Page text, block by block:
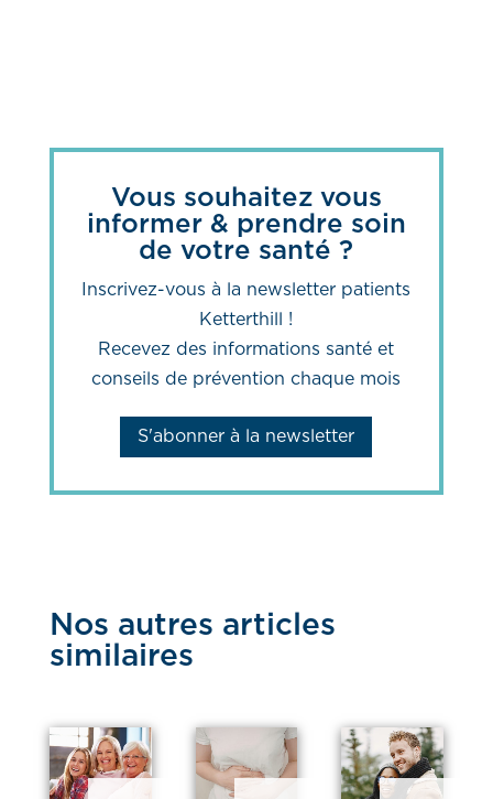
Vous souhaitez vous
informer & prendre soin
de votre santé ?
Inscrivez-vous à la newsletter patients
Ketterthill !
Recevez des informations santé et
conseils de prévention chaque mois
S'abonner à la newsletter
Nos autres articles
similaires